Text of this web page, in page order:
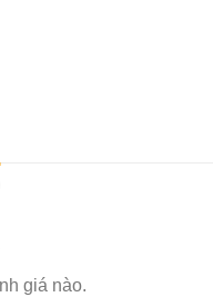
giá nào.